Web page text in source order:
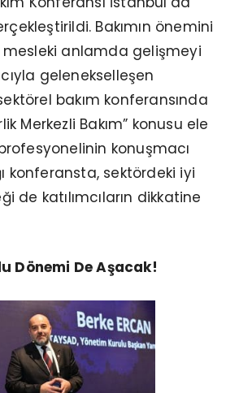
Bakımın önemini
anlamda gelişmeyi
gelenekselleşen
bakım konferansında
Merkezli Bakım” konusu ele
profesyonelinin konuşmacı
konferansta, sektördeki iyi
de katılımcıların dikkatine
Dönemi De Aşacak!